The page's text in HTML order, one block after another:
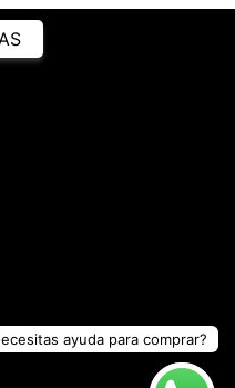
ayuda para comprar?
PARA